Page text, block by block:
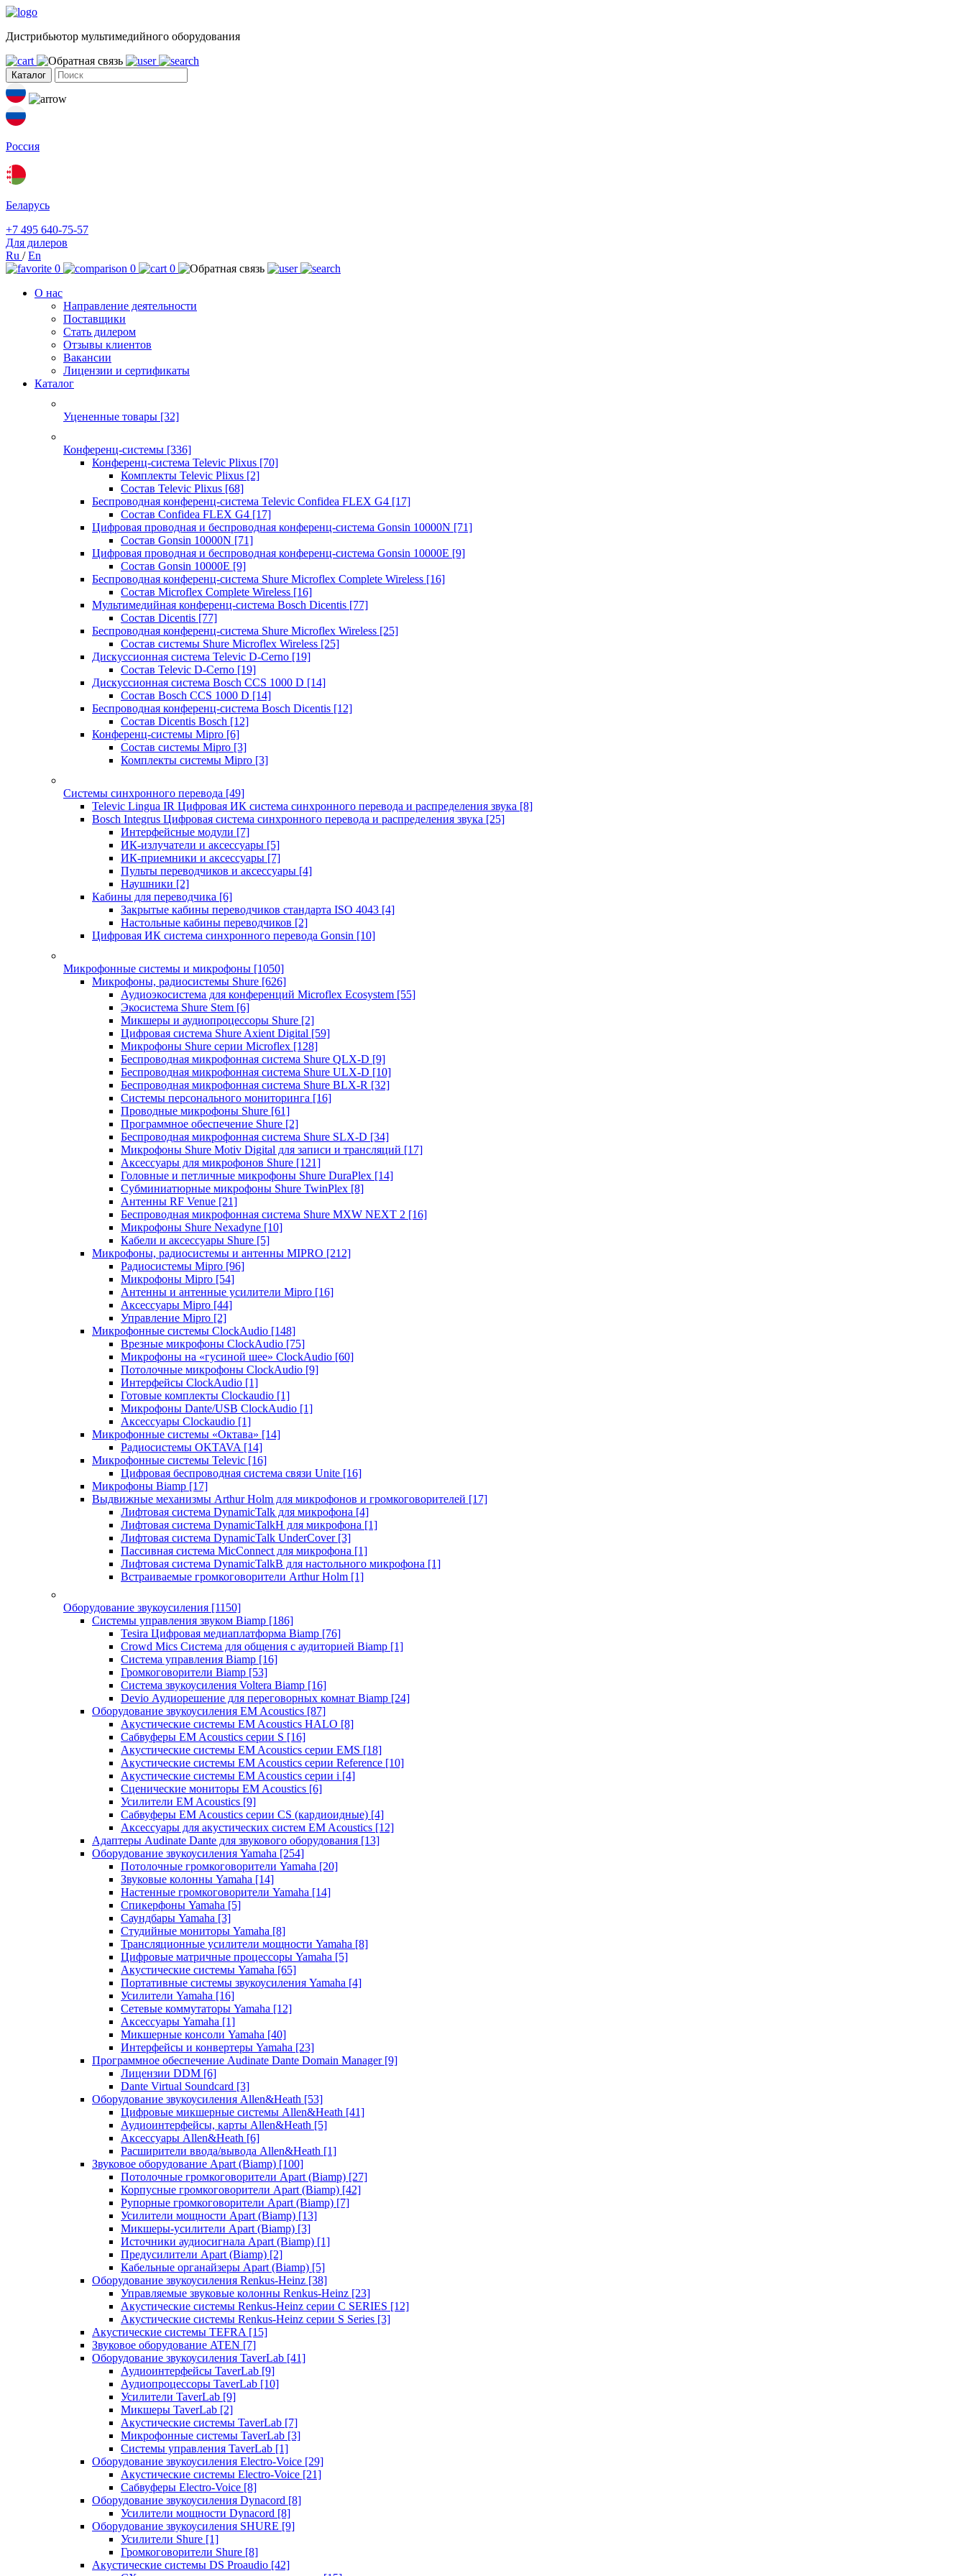
Дистрибьютор мультимедийного оборудования
Каталог
Россия
Беларусь
+7 495 640-75-57
Для дилеров
Ru /En
0
0
0
О нас
Направление деятельности
Поставщики
Стать дилером
Отзывы клиентов
Вакансии
Лицензии и сертификаты
Каталог
Уцененные товары [32]
Конференц-системы [336]
Конференц-система Televic Plixus [70]
Комплекты Televic Plixus [2]
Состав Televic Plixus [68]
Беспроводная конференц-система Televic Confidea FLEX G4 [17]
Состав Confidea FLEX G4 [17]
Цифровая проводная и беспроводная конференц-система Gonsin 10000N [71]
Состав Gonsin 10000N [71]
Цифровая проводная и беспроводная конференц-система Gonsin 10000E [9]
Состав Gonsin 10000E [9]
Беспроводная конференц-система Shure Microflex Complete Wireless [16]
Состав Microflex Complete Wireless [16]
Мультимедийная конференц-система Bosch Dicentis [77]
Состав Dicentis [77]
Беспроводная конференц-система Shure Microflex Wireless [25]
Состав системы Shure Microflex Wireless [25]
Дискуссионная система Televic D-Cerno [19]
Состав Televic D-Cerno [19]
Дискуссионная система Bosch CCS 1000 D [14]
Состав Bosch CCS 1000 D [14]
Беспроводная конференц-система Bosch Dicentis [12]
Состав Dicentis Bosch [12]
Конференц-системы Mipro [6]
Состав системы Mipro [3]
Комплекты системы Mipro [3]
Системы синхронного перевода [49]
Televic Lingua IR Цифровая ИК система синхронного перевода и распределения звука [8]
Bosch Integrus Цифровая система синхронного перевода и распределения звука [25]
Интерфейсные модули [7]
ИК-излучатели и аксессуары [5]
ИК-приемники и аксессуары [7]
Пульты переводчиков и аксессуары [4]
Наушники [2]
Кабины для переводчика [6]
Закрытые кабины переводчиков стандарта ISO 4043 [4]
Настольные кабины переводчиков [2]
Цифровая ИК система синхронного перевода Gonsin [10]
Микрофонные системы и микрофоны [1050]
Микрофоны, радиосистемы Shure [626]
Аудиоэкосистема для конференций Microflex Ecosystem [55]
Экосистема Shure Stem [6]
Микшеры и аудиопроцессоры Shure [2]
Цифровая система Shure Axient Digital [59]
Микрофоны Shure серии Microflex [128]
Беспроводная микрофонная система Shure QLX-D [9]
Беспроводная микрофонная система Shure ULX-D [10]
Беспроводная микрофонная система Shure BLX-R [32]
Системы персонального мониторинга [16]
Проводные микрофоны Shure [61]
Программное обеспечение Shure [2]
Беспроводная микрофонная система Shure SLX-D [34]
Микрофоны Shure Motiv Digital для записи и трансляций [17]
Аксессуары для микрофонов Shure [121]
Головные и петличные микрофоны Shure DuraPlex [14]
Субминиатюрные микрофоны Shure TwinPlex [8]
Антенны RF Venue [21]
Беспроводная микрофонная система Shure MXW NEXT 2 [16]
Микрофоны Shure Nexadyne [10]
Кабели и аксессуары Shure [5]
Микрофоны, радиосистемы и антенны MIPRO [212]
Радиосистемы Mipro [96]
Микрофоны Mipro [54]
Антенны и антенные усилители Mipro [16]
Аксессуары Mipro [44]
Управление Mipro [2]
Микрофонные системы ClockAudio [148]
Врезные микрофоны ClockAudio [75]
Микрофоны на «гусиной шее» ClockAudio [60]
Потолочные микрофоны ClockAudio [9]
Интерфейсы ClockAudio [1]
Готовые комплекты Clockaudio [1]
Микрофоны Dante/USB ClockAudio [1]
Аксессуары Clockaudio [1]
Микрофонные системы «Октава» [14]
Радиосистемы OKTAVA [14]
Микрофонные системы Televic [16]
Цифровая беспроводная система связи Unite [16]
Микрофоны Biamp [17]
Выдвижные механизмы Arthur Holm для микрофонов и громкоговорителей [17]
Лифтовая система DynamicTalk для микрофона [4]
Лифтовая система DynamicTalkH для микрофона [1]
Лифтовая система DynamicTalk UnderCover [3]
Пассивная система MicConnect для микрофона [1]
Лифтовая система DynamicTalkB для настольного микрофона [1]
Встраиваемые громкоговорители Arthur Holm [1]
Оборудование звукоусиления [1150]
Системы управления звуком Biamp [186]
Tesira Цифровая медиаплатформа Biamp [76]
Crowd Mics Система для общения с аудиторией Biamp [1]
Система управления Biamp [16]
Громкоговорители Biamp [53]
Система звукоусиления Voltera Biamp [16]
Devio Аудиорешение для переговорных комнат Biamp [24]
Оборудование звукоусиления EM Acoustics [87]
Акустические системы EM Acoustics HALO [8]
Сабвуферы EM Acoustics серии S [16]
Акустические системы EM Acoustics серии EMS [18]
Акустические системы EM Acoustics серии Reference [10]
Акустические системы EM Acoustics серии i [4]
Сценические мониторы EM Acoustics [6]
Усилители EM Acoustics [9]
Сабвуферы EM Acoustics серии CS (кардиоидные) [4]
Аксессуары для акустических систем EM Acoustics [12]
Адаптеры Audinate Dante для звукового оборудования [13]
Оборудование звукоусиления Yamaha [254]
Потолочные громкоговорители Yamaha [20]
Звуковые колонны Yamaha [14]
Настенные громкоговорители Yamaha [14]
Спикерфоны Yamaha [5]
Саундбары Yamaha [3]
Студийные мониторы Yamaha [8]
Трансляционные усилители мощности Yamaha [8]
Цифровые матричные процессоры Yamaha [5]
Акустические системы Yamaha [65]
Портативные системы звукоусиления Yamaha [4]
Усилители Yamaha [16]
Сетевые коммутаторы Yamaha [12]
Аксессуары Yamaha [1]
Микшерные консоли Yamaha [40]
Интерфейсы и конвертеры Yamaha [23]
Программное обеспечение Audinate Dante Domain Manager [9]
Лицензии DDM [6]
Dante Virtual Soundcard [3]
Оборудование звукоусиления Allen&Heath [53]
Цифровые микшерные системы Allen&Heath [41]
Аудиоинтерфейсы, карты Allen&Heath [5]
Аксессуары Allen&Heath [6]
Расширители ввода/вывода Allen&Heath [1]
Звуковое оборудование Apart (Biamp) [100]
Потолочные громкоговорители Apart (Biamp) [27]
Корпусные громкоговорители Apart (Biamp) [42]
Рупорные громкоговорители Apart (Biamp) [7]
Усилители мощности Apart (Biamp) [13]
Микшеры-усилители Apart (Biamp) [3]
Источники аудиосигнала Apart (Biamp) [1]
Предусилители Apart (Biamp) [2]
Кабельные органайзеры Apart (Biamp) [5]
Оборудование звукоусиления Renkus-Heinz [38]
Управляемые звуковые колонны Renkus-Heinz [23]
Акустические системы Renkus-Heinz серии C SERIES [12]
Акустические системы Renkus-Heinz серии S Series [3]
Акустические системы TEFRA [15]
Звуковое оборудование ATEN [7]
Оборудование звукоусиления TaverLab [41]
Аудиоинтерфейсы TaverLab [9]
Аудиопроцессоры TaverLab [10]
Усилители TaverLab [9]
Микшеры TaverLab [2]
Акустические системы TaverLab [7]
Микрофонные системы TaverLab [3]
Системы управления TaverLab [1]
Оборудование звукоусиления Electro-Voice [29]
Акустические системы Electro-Voice [21]
Сабвуферы Electro-Voice [8]
Оборудование звукоусиления Dynacord [8]
Усилители мощности Dynacord [8]
Оборудование звукоусиления SHURE [9]
Усилители Shure [1]
Громкоговорители Shure [8]
Акустические системы DS Proaudio [42]